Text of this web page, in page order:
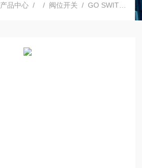
产品中心 / / 阀位开关 / GO SWITCH限位开关73-1352T-A2